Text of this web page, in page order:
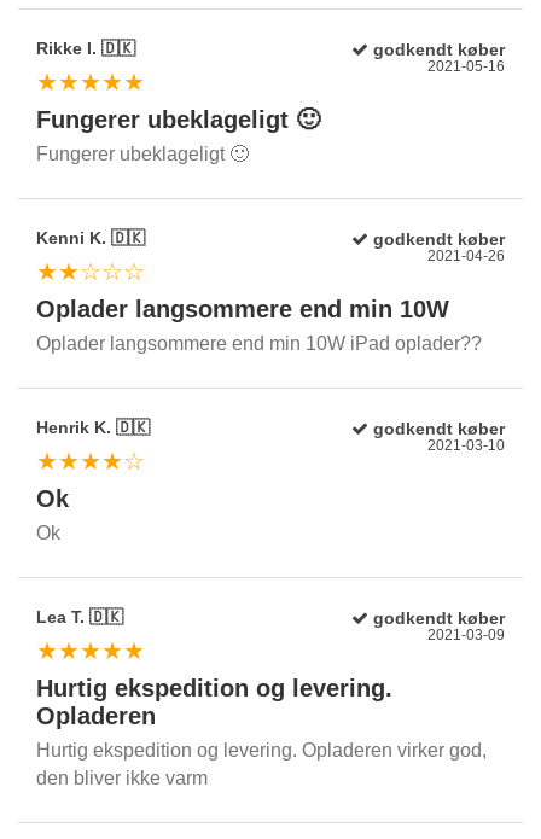
Rikke I. 🇩🇰 godkendt køber
★★★★★
2021-05-16
Fungerer ubeklageligt 🙂
Fungerer ubeklageligt 🙂
Kenni K. 🇩🇰 godkendt køber
★★☆☆☆
2021-04-26
Oplader langsommere end min 10W
Oplader langsommere end min 10W iPad oplader??
Henrik K. 🇩🇰 godkendt køber
★★★★☆
2021-03-10
Ok
Ok
Lea T. 🇩🇰 godkendt køber
★★★★★
2021-03-09
Hurtig ekspedition og levering.
Opladeren
Hurtig ekspedition og levering. Opladeren virker god,
den bliver ikke varm